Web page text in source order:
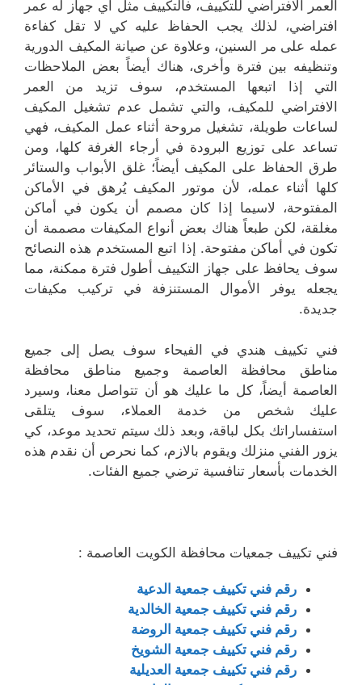
العمر الافتراضي للتكييف، فالتكييف مثل أي جهاز له عمر
افتراضي، لذلك يجب الحفاظ عليه كي لا تقل كفاءة
عمله على مر السنين، وعلاوة عن صيانة المكيف الدورية
وتنظيفه بين فترة وأخرى، هناك أيضاً بعض الملاحظات
التي إذا اتبعها المستخدم، سوف تزيد من العمر
الافتراضي للمكيف، والتي تشمل عدم تشغيل المكيف
لساعات طويلة، تشغيل مروحة أثناء عمل المكيف، فهي
تساعد على توزيع البرودة في أرجاء الغرفة كلها، ومن
طرق الحفاظ على المكيف أيضاً؛ غلق الأبواب والستائر
كلها أثناء عمله، لأن موتور المكيف يُرهق في الأماكن
المفتوحة، لاسيما إذا كان مصمم أن يكون في أماكن
مغلقة، لكن طبعاً هناك بعض أنواع المكيفات مصممة أن
تكون في أماكن مفتوحة. إذا اتبع المستخدم هذه النصائح
سوف يحافظ على جهاز التكييف أطول فترة ممكنة، مما
يجعله يوفر الأموال المستنزفة في تركيب مكيفات
جديدة.
فني تكييف هندي في الفيحاء سوف يصل إلى جميع
مناطق محافظة العاصمة وجميع مناطق محافظة
العاصمة أيضاً، كل ما عليك هو أن تتواصل معنا، وسيرد
عليك شخص من خدمة العملاء، سوف يتلقى
استفساراتك بكل لباقة، وبعد ذلك سيتم تحديد موعد، كي
يزور الفني منزلك ويقوم بالازم، كما نحرص أن نقدم هذه
الخدمات بأسعار تنافسية ترضي جميع الفئات.
فني تكييف جمعيات محافظة الكويت العاصمة :
رقم فني تكييف جمعية الدعية
رقم فني تكييف جمعية الخالدية
رقم فني تكييف جمعية الروضة
رقم فني تكييف جمعية الشويخ
رقم فني تكييف جمعية العديلية